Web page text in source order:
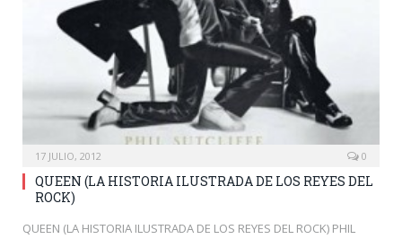
17 JULIO, 2012 0
QUEEN (LA HISTORIA ILUSTRADA DE LOS REYES DEL
ROCK)
QUEEN (LA HISTORIA ILUSTRADA DE LOS REYES DEL ROCK) PHIL